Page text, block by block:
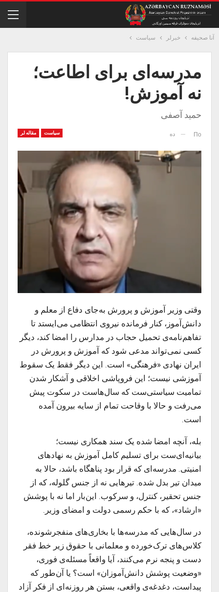
آنا صحیفه خبرلر سیاست
مدرسه‌ای برای اطاعت؛
نه آموزش!
حمید آصفی
سیاست مقاله لر По ده
وقتی وزیر آموزش و پرورش به‌جای دفاع از معلم و
دانش‌آموز، کنار فرمانده نیروی انتظامی می‌ایستد تا
تفاهم‌نامه‌ی تحمیل حجاب در مدارس را امضا کند، دیگر
کسی نمی‌تواند مدعی شود که آموزش و پرورش در
ایران نهادی «فرهنگی» است. این دیگر فقط یک سقوط
آموزشی نیست؛ این فروپاشی اخلاقی و آشکار شدن
تمامیت سیاستی‌ست که سال‌هاست در سکوت پیش
می‌رفت و حالا با وقاحت تمام از سایه بیرون آمده
است.
بله، آنچه امضا شده یک سند همکاری نیست؛
بیانیه‌ای‌ست برای تسلیم کامل آموزش به نهادهای
امنیتی. مدرسه‌ای که قرار بود پناهگاه باشد، حالا به
میدان تیر بدل شده. تیرهایی نه از جنس گلوله، که از
جنس تحقیر، کنترل، و سرکوب. این‌بار اما نه با پوشش
«ارشاد»، که با حکم رسمی دولت و امضای وزیر.
در سال‌هایی که مدرسه‌ها با بخاری‌های منفجرشونده،
کلاس‌های ترک‌خورده و معلمانی با حقوق زیر خط فقر
دست و پنجه نرم می‌کنند، آیا واقعاً مسئله‌ی فوری،
«وضعیت پوشش دانش‌آموزان» است؟ یا آن‌طور که
پیداست، دغدغه‌ی واقعی، بستن هر روزنه‌ای از فکر آزاد